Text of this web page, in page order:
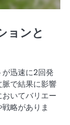
ョンと
迅速に2回発
で結果に影響
いてバリエー
略がありま